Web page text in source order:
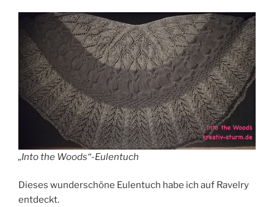
„Into the Woods“-Eulentuch
Dieses wunderschöne Eulentuch habe ich auf Ravelry
entdeckt.